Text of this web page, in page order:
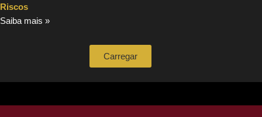
Riscos
Saiba mais »
Carregar